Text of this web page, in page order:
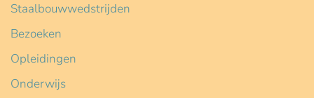
Staalbouwwedstrijden
Bezoeken
Opleidingen
Onderwijs